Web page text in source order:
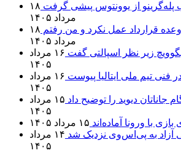
پله‌گرینو از یوونتوس پیشی گرفت ۱۸
مرداد ۱۴۰۵
قرارداد عمل نکرد و من رفتم ۱۸
مرداد ۱۴۰۵
زیر نظر اسپالتی گفت
۱۶ مرداد
۱۴۰۵
فنی تیم ملی ایتالیا پیوست
۱۶ مرداد
۱۴۰۵
جاناتان دیوید را توضیح داد
۱۵ مرداد
۱۴۰۵
بازی با ورونا آماده‌اند ۱۵ مرداد ۱۴۰۵
آزاد به پی‌اس‌وی نزدیک شد
۱۴ مرداد
۱۴۰۵